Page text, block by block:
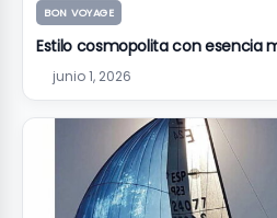
BON VOYAGE
Estilo cosmopolita con esencia
junio 1, 2026